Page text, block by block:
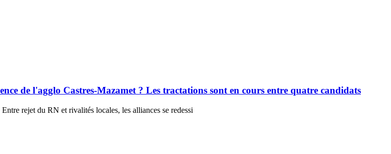
de l'agglo Castres-Mazamet ? Les tractations sont en cours entre quatre candidats
rejet du RN et rivalités locales, les alliances se redessi